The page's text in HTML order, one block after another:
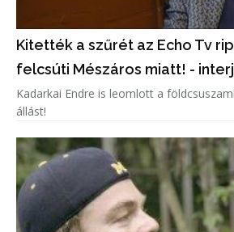
Kitették a szűrét az Echo Tv
felcsúti Mészáros miatt! -
Kadarkai Endre is leomlott a
állást!